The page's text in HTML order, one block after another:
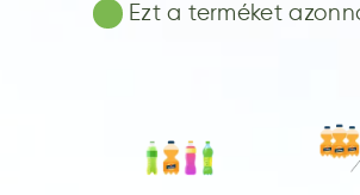
Ezt a terméket